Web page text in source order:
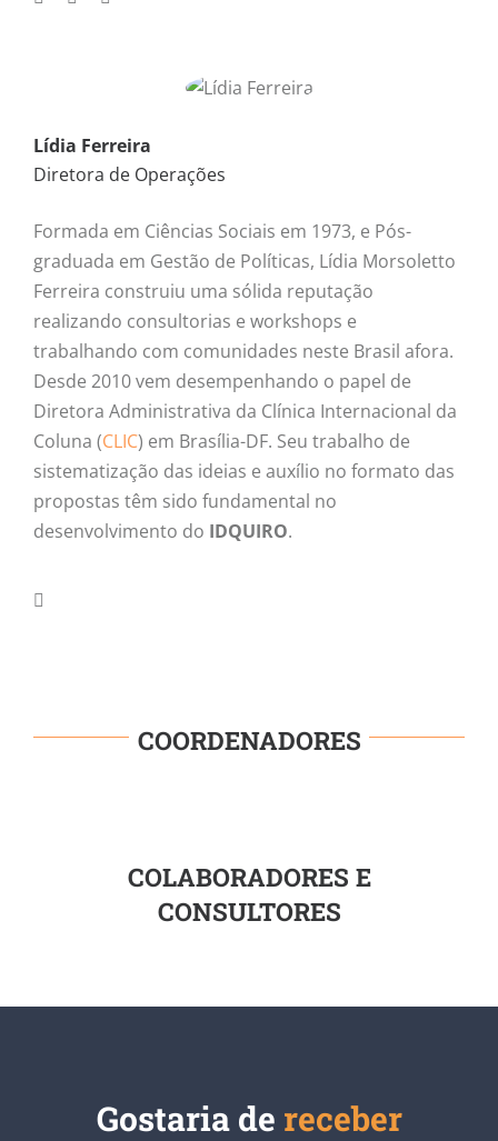
Lídia Ferreira
Diretora de Operações
Formada em Ciências Sociais em 1973, e Pós-
graduada em Gestão de Políticas, Lídia Morsoletto
Ferreira construiu uma sólida reputação
realizando consultorias e workshops e
trabalhando com comunidades neste Brasil afora.
Desde 2010 vem desempenhando o papel de
Diretora Administrativa da Clínica Internacional da
Coluna (CLIC) em Brasília-DF. Seu trabalho de
sistematização das ideias e auxílio no formato das
propostas têm sido fundamental no
desenvolvimento do IDQUIRO.
COORDENADORES
COLABORADORES E
CONSULTORES
Gostaria de receber